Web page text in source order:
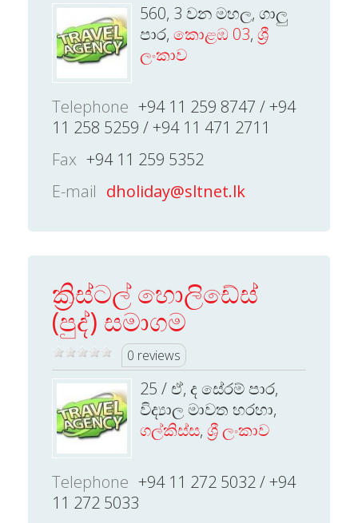
560, 3 වන මහල, ගාලු
පාර, කොළඹ 03, ශ්‍රී
ලංකාව
Telephone +94 11 259 8747 / +94
11 258 5259 / +94 11 471 2711
Fax +94 11 259 5352
E-mail dholiday@sltnet.lk
ක්‍රිස්ටල් හොලිඩේස්
(පුද්) සමාගම
0 reviews
25 / ඒ, ද සේරම් පාර,
විද්‍යාල මාවත හරහා,
ගල්කිස්ස, ශ්‍රී ලංකාව
Telephone +94 11 272 5032 / +94
11 272 5033